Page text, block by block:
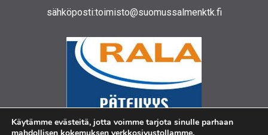
sähköposti:toimisto@suomussalmenktk.fi
Käytämme evästeitä, jotta voimme tarjota sinulle parhaan